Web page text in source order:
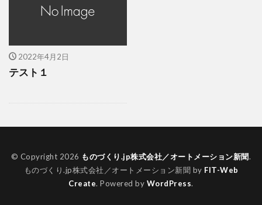
2022年4月2日
テスト１
© Copyright 2026 ものづくり.jp株式会社／オートメーション新聞.
ものづくり.jp株式会社／オートメーション新聞 by FIT-Web
Create. Powered by WordPress.